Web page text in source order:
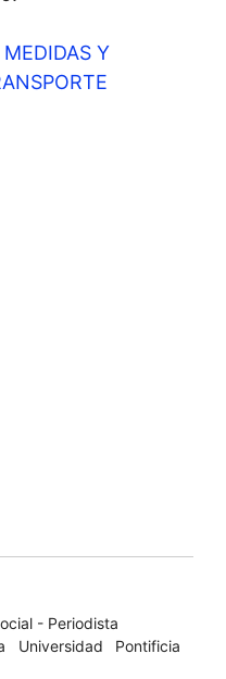
MEDIDAS Y
- Periodista
Universidad Pontificia